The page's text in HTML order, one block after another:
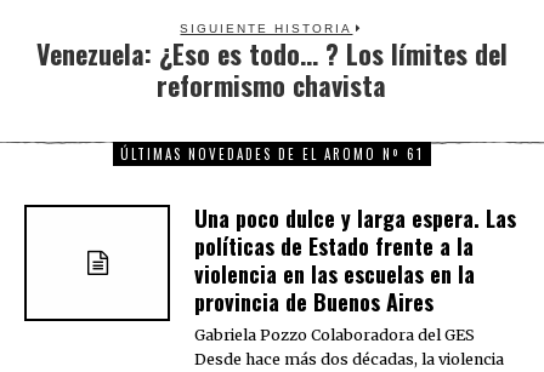
SIGUIENTE HISTORIA
Next
post:
Venezuela: ¿Eso es todo… ? Los límites del
reformismo chavista
ÚLTIMAS NOVEDADES DE EL AROMO Nº 61
Una poco dulce y larga espera. Las
políticas de Estado frente a la
violencia en las escuelas en la
provincia de Buenos Aires
Gabriela Pozzo Colaboradora del GES
Desde hace más dos décadas, la violencia